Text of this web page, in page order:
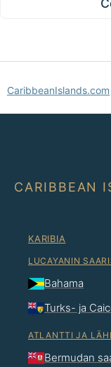
CaribbeanIslands.com
CARIBBEAN
KARIBIA
LUCAYANIN
Bahama
Turks- ja
ATLANTTI JA
Bermudan